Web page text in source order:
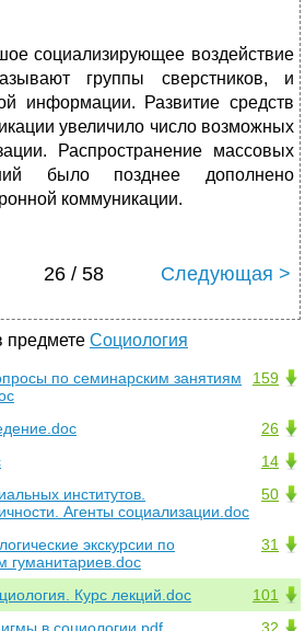
социализирующее воздействие
группы сверстников, и
информации. Развитие средств
увеличило число возможных
Распространение массовых
было позднее дополнено
коммуникации.
26 / 58 Следующая >
Социология
159
по семинарским занятиям
26
14
50
институтов.
Агенты социализации.doc
31
экскурсии по
гуманитариев.doc
101
Курс лекций.doc